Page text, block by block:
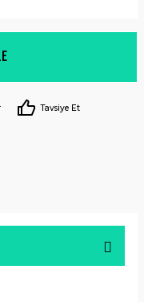
Tavsiye Et